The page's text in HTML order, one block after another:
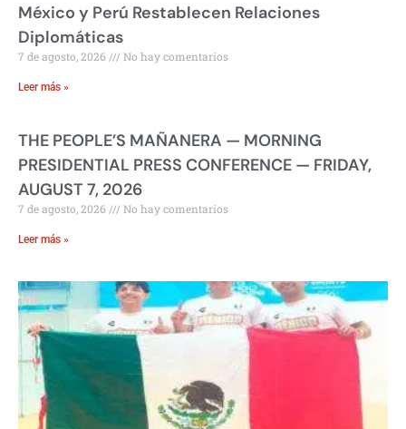
México y Perú Restablecen Relaciones
Diplomáticas
7 de agosto, 2026 No hay comentarios
Leer más »
THE PEOPLE’S MAÑANERA — MORNING
PRESIDENTIAL PRESS CONFERENCE — FRIDAY,
AUGUST 7, 2026
7 de agosto, 2026 No hay comentarios
Leer más »